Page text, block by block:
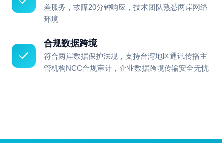
差服务，故障20分钟响应，技术团队熟悉两岸网络
环境
合规数据跨境
符合两岸数据保护法规，支持台湾地区通讯传播主
管机构NCC合规审计，企业数据跨境传输安全无忧